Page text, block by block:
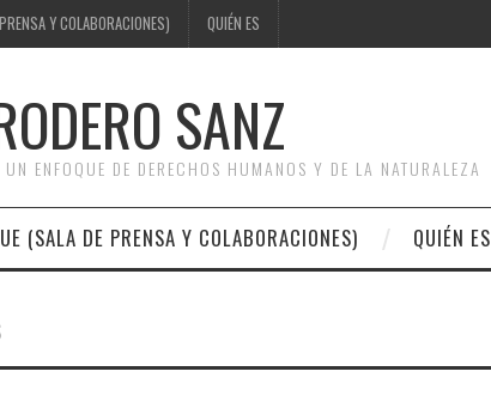
Y COLABORACIONES) QUIÉN ES
SANZ
ENFOQUE DE DERECHOS HUMANOS Y DE LA NATURALEZA
(SALA DE PRENSA Y COLABORACIONES) QUIÉN ES